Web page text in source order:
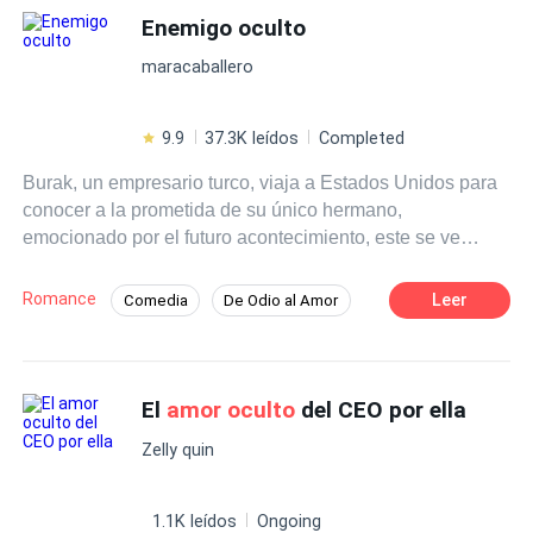
Enemigo oculto
maracaballero
9.9 37.3K leídos Completed
Burak, un empresario turco, viaja a Estados Unidos para
conocer a la prometida de su único hermano,
emocionado por el futuro acontecimiento, este se ve
respuestas a tantas preguntas, busca por sí mismo el
camino que lo llevará a ellas al mismo tiempo que
propias decisiones.
Romance Comedia De Odio al Amor
CEO
Leer
El amor oculto del CEO por ella
Zelly quin
1.1K leídos Ongoing